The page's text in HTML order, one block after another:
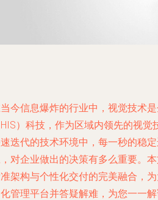
今信息爆炸的行业中，视觉技术
）科技，作为区域内领先的视觉
迭代的技术环境中，每一秒的稳
对企业做出的决策有多么重要。
架构与个性化交付的完美融合，
管理平台并答疑解难，为您一一